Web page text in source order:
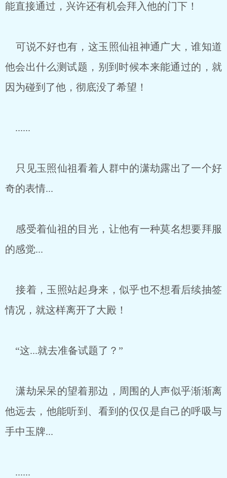
能直接通过，兴许还有机会拜入他的门下！
可说不好也有，这玉照仙祖神通广大，谁知道
他会出什么测试题，别到时候本来能通过的，就
因为碰到了他，彻底没了希望！
......
只见玉照仙祖看着人群中的潇劫露出了一个好
奇的表情...
感受着仙祖的目光，让他有一种莫名想要拜服
的感觉...
接着，玉照站起身来，似乎也不想看后续抽签
情况，就这样离开了大殿！
“这...就去准备试题了？”
潇劫呆呆的望着那边，周围的人声似乎渐渐离
他远去，他能听到、看到的仅仅是自己的呼吸与
手中玉牌...
......